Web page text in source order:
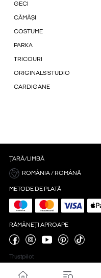
GECI
CĂMĂȘI
COSTUME
PARKA
TRICOURI
ORIGINALS STUDIO
CARDIGANE
ȚARĂ/LIMBĂ
ROMÂNIA / ROMÂNĂ
METODE DE PLATĂ
RĂMÂNEȚI APROAPE
Trustpilot